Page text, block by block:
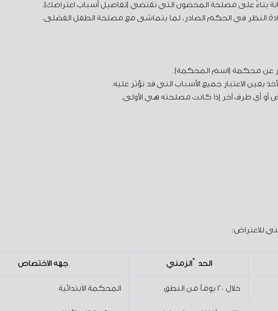
بناءً على مصلحة المحضون التي تقتضي [تفاصيل أسباب اعتراضك].
النظر في الحكم الصادر، لما يتماشى مع مصلحة الطفل الفضلى.
عن محكمة [اسم المحكمة].
بعين الاعتبار جميع الأسباب التي قد تؤثر عليه.
أو أي طرف آخر إذا كانت مصلحته هي الأولى.
للاعتراض:
الحدّ الزمني جهة الاختصاص
خلال 20 يوماً من النطق المحكمة الابتدائية